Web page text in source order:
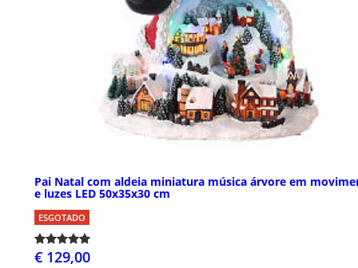
Pai Natal com aldeia miniatura música árvore em
e luzes LED 50x35x30 cm
ESGOTADO
€ 129,00